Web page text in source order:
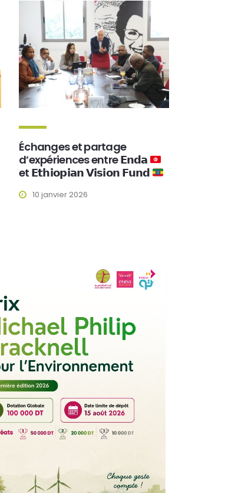
Échanges et partage
d’expériences entre 𝗘𝗻𝗱𝗮
et 𝗘𝘁𝗵𝗶𝗼𝗽𝗶𝗮𝗻 𝗩𝗶𝘀𝗶𝗼𝗻 𝗙𝘂𝗻𝗱
10 janvier 2026